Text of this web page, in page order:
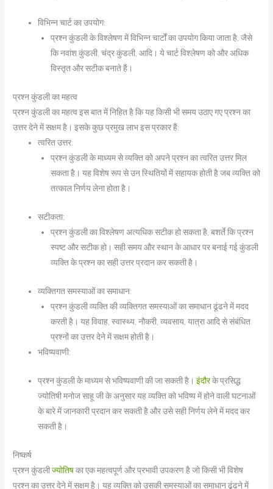
विभिन्न चार्ट का उपयोग:
प्रश्न कुंडली के विश्लेषण में विभिन्न चार्टों का उपयोग किया जाता है, जैसे
कि नवांश कुंडली, चंद्र कुंडली, आदि। ये चार्ट विश्लेषण को और अधिक
विस्तृत और सटीक बनाते हैं।
प्रश्न कुंडली का महत्व
प्रश्न कुंडली का महत्व इस बात में निहित है कि यह किसी भी समय उठाए गए प्रश्न का
उत्तर देने में सक्षम है। इसके कुछ प्रमुख लाभ इस प्रकार हैं:
त्वरित उत्तर:
प्रश्न कुंडली के माध्यम से व्यक्ति को अपने प्रश्न का त्वरित उत्तर मिल
सकता है। यह विशेष रूप से उन स्थितियों में सहायक होती है जब व्यक्ति को
तत्काल निर्णय लेना होता है।
सटीकता:
प्रश्न कुंडली का विश्लेषण अत्यधिक सटीक हो सकता है, बशर्ते कि प्रश्न
स्पष्ट और सटीक हो। सही समय और स्थान के आधार पर बनाई गई कुंडली
व्यक्ति के प्रश्न का सही उत्तर प्रदान कर सकती है।
व्यक्तिगत समस्याओं का समाधान:
प्रश्न कुंडली व्यक्ति की व्यक्तिगत समस्याओं का समाधान ढूंढने में मदद
करती है। यह विवाह, स्वास्थ्य, नौकरी, व्यवसाय, यात्रा आदि से संबंधित
प्रश्नों का उत्तर देने में सक्षम होती है।
भविष्यवाणी:
प्रश्न कुंडली के माध्यम से भविष्यवाणी की जा सकती है।इंदौरके प्रसिद्ध
ज्योतिषी मनोज साहू जी के अनुसार यह व्यक्ति को भविष्य में होने वाली घटनाओं
के बारे में जानकारी प्रदान कर सकती है और उसे सही निर्णय लेने में मदद कर
सकती है।
निष्कर्ष
प्रश्न कुंडलीज्योतिषका एक महत्वपूर्ण और प्रभावी उपकरण है जो किसी भी विशेष
प्रश्न का उत्तर देने में सक्षम है। यह व्यक्ति को उसकी समस्याओं का समाधान ढूंढने में